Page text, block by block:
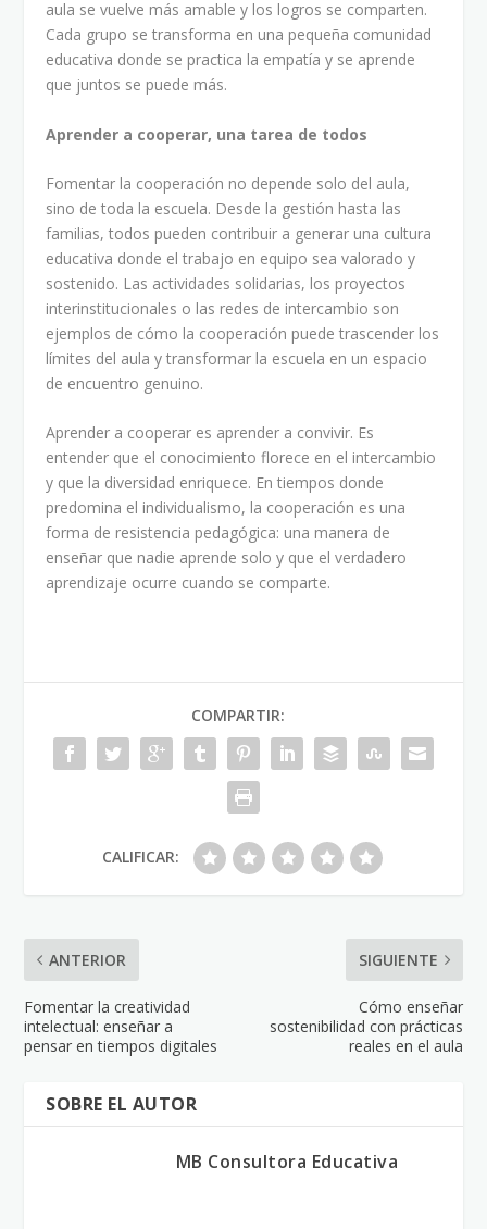
aula se vuelve más amable y los logros se comparten.
Cada grupo se transforma en una pequeña comunidad
educativa donde se practica la empatía y se aprende
que juntos se puede más.
Aprender a cooperar, una tarea de todos
Fomentar la cooperación no depende solo del aula,
sino de toda la escuela. Desde la gestión hasta las
familias, todos pueden contribuir a generar una cultura
educativa donde el trabajo en equipo sea valorado y
sostenido. Las actividades solidarias, los proyectos
interinstitucionales o las redes de intercambio son
ejemplos de cómo la cooperación puede trascender los
límites del aula y transformar la escuela en un espacio
de encuentro genuino.
Aprender a cooperar es aprender a convivir. Es
entender que el conocimiento florece en el intercambio
y que la diversidad enriquece. En tiempos donde
predomina el individualismo, la cooperación es una
forma de resistencia pedagógica: una manera de
enseñar que nadie aprende solo y que el verdadero
aprendizaje ocurre cuando se comparte.
COMPARTIR:
CALIFICAR:
ANTERIOR
Fomentar la creatividad
intelectual: enseñar a
pensar en tiempos digitales
SIGUIENTE
Cómo enseñar
sostenibilidad con prácticas
reales en el aula
SOBRE EL AUTOR
MB Consultora Educativa